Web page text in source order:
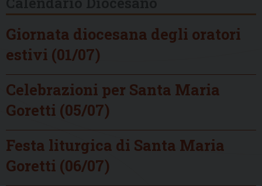
Giornata diocesana degli oratori
estivi (01/07)
Celebrazioni per Santa Maria
Goretti (05/07)
Festa liturgica di Santa Maria
Goretti (06/07)